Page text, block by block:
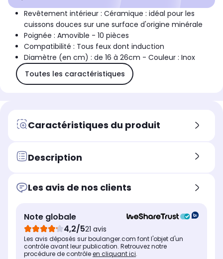
Revêtement intérieur : Céramique : idéal pour les
cuissons douces sur une surface d'origine minérale
Poignée : Amovible - 10 pièces
Compatibilité : Tous feux dont induction
Diamètre (en cm) : de 16 à 26cm - Couleur : Inox
Toutes les caractéristiques
Caractéristiques du produit
Description
Les avis de nos clients
Note globale
4,2/521 avis
Les avis déposés sur boulanger.com font l'objet d'un
contrôle avant leur publication. Retrouvez notre
procédure de contrôleen cliquant ici.